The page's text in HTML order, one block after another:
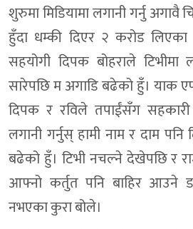
शुरुमा मिडियामा लगानी गर्नु अगावै
हुँदा धम्की दिएर २ करोड
सहयोगी दिपक बोहराले टिभीमा
सारेपछि म अगाडि बढेको हुँ। याक
दिपक र रविले तपाईंसँग
लगानी गर्नुस् हामी नाम र दाम
बढेको हुँ। टिभी नचल्ने देखेपछि र
आफ्नो कर्तुत पनि बाहिर आउने
नभएका कुरा बोले।